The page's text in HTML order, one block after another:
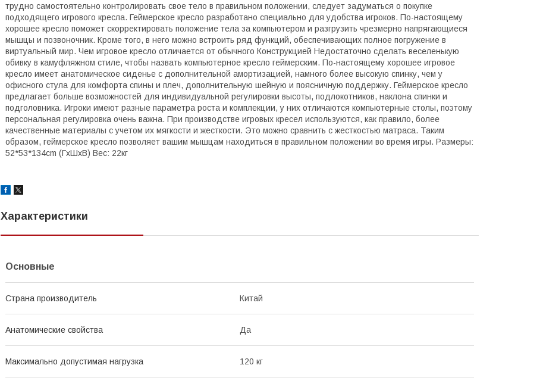
трудно самостоятельно контролировать свое тело в правильном положении, следует задуматься о покупке
подходящего игрового кресла. Геймерское кресло разработано специально для удобства игроков. По-настоящему
хорошее кресло поможет скорректировать положение тела за компьютером и разгрузить чрезмерно напрягающиеся
мышцы и позвоночник. Кроме того, в него можно встроить ряд функций, обеспечивающих полное погружение в
виртуальный мир. Чем игровое кресло отличается от обычного Конструкцией Недостаточно сделать веселенькую
обивку в камуфляжном стиле, чтобы назвать компьютерное кресло геймерским. По-настоящему хорошее игровое
кресло имеет анатомическое сиденье с дополнительной амортизацией, намного более высокую спинку, чем у
офисного стула для комфорта спины и плеч, дополнительную шейную и поясничную поддержку. Геймерское кресло
предлагает больше возможностей для индивидуальной регулировки высоты, подлокотников, наклона спинки и
подголовника. Игроки имеют разные параметра роста и комплекции, у них отличаются компьютерные столы, поэтому
персональная регулировка очень важна. При производстве игровых кресел используются, как правило, более
качественные материалы с учетом их мягкости и жесткости. Это можно сравнить с жесткостью матраса. Таким
образом, геймерское кресло позволяет вашим мышцам находиться в правильном положении во время игры. Размеры:
52*53*134cm (ГхШхВ) Вес: 22кг
Характеристики
Основные
Страна производитель Китай
Анатомические свойства Да
Максимально допустимая нагрузка 120 кг